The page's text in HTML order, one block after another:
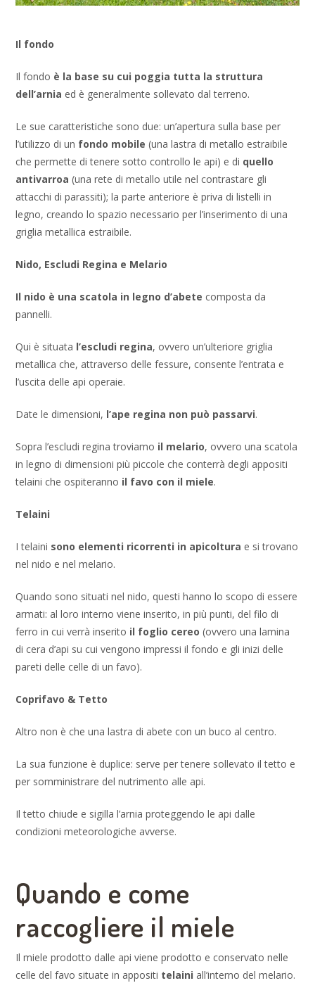
Il fondo
Il fondo è la base su cui poggia tutta la struttura
dell’arnia ed è generalmente sollevato dal terreno.
Le sue caratteristiche sono due: un’apertura sulla base per
l’utilizzo di un fondo mobile (una lastra di metallo estraibile
che permette di tenere sotto controllo le api) e di quello
antivarroa (una rete di metallo utile nel contrastare gli
attacchi di parassiti); la parte anteriore è priva di listelli in
legno, creando lo spazio necessario per l’inserimento di una
griglia metallica estraibile.
Nido, Escludi Regina e Melario
Il nido è una scatola in legno d’abete composta da
pannelli.
Qui è situata l’escludi regina, ovvero un’ulteriore griglia
metallica che, attraverso delle fessure, consente l’entrata e
l’uscita delle api operaie.
Date le dimensioni, l’ape regina non può passarvi.
Sopra l’escludi regina troviamo il melario, ovvero una scatola
in legno di dimensioni più piccole che conterrà degli appositi
telaini che ospiteranno il favo con il miele.
Telaini
I telaini sono elementi ricorrenti in apicoltura e si trovano
nel nido e nel melario.
Quando sono situati nel nido, questi hanno lo scopo di essere
armati: al loro interno viene inserito, in più punti, del filo di
ferro in cui verrà inserito il foglio cereo (ovvero una lamina
di cera d’api su cui vengono impressi il fondo e gli inizi delle
pareti delle celle di un favo).
Coprifavo & Tetto
Altro non è che una lastra di abete con un buco al centro.
La sua funzione è duplice: serve per tenere sollevato il tetto e
per somministrare del nutrimento alle api.
Il tetto chiude e sigilla l’arnia proteggendo le api dalle
condizioni meteorologiche avverse.
Quando e come
raccogliere il miele
Il miele prodotto dalle api viene prodotto e conservato nelle
celle del favo situate in appositi telaini all’interno del melario.